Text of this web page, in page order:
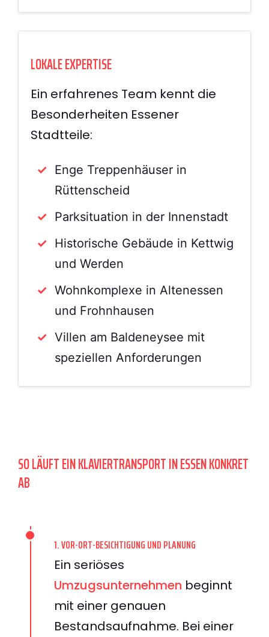
LOKALE EXPERTISE
Ein erfahrenes Team kennt die
Besonderheiten Essener
Stadtteile:
Enge Treppenhäuser in
Rüttenscheid
Parksituation in der Innenstadt
Historische Gebäude in Kettwig
und Werden
Wohnkomplexe in Altenessen
und Frohnhausen
Villen am Baldeneysee mit
speziellen Anforderungen
SO LÄUFT EIN KLAVIERTRANSPORT IN ESSEN KONKRET
AB
1. VOR-ORT-BESICHTIGUNG UND PLANUNG
Ein seriöses
Umzugsunternehmen beginnt
mit einer genauen
Bestandsaufnahme. Bei einer